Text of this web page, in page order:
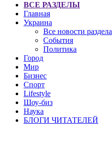
ВСЕ РАЗДЕЛЫ
Главная
Украина
Все новости раздела
События
Политика
Город
Мир
Бизнес
Спорт
Lifestyle
Шоу-биз
Наука
БЛОГИ ЧИТАТЕЛЕЙ